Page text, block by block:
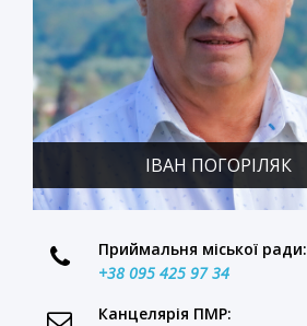
ІВАН ПОГОРІЛЯК
Приймальня міської ради:
+38 095 425 97 34
Канцелярія ПМР: